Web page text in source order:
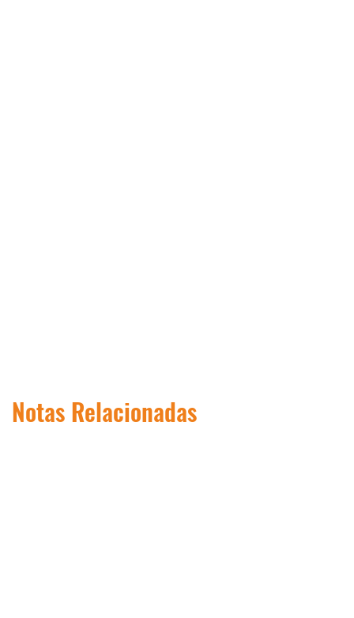
Notas Relacionadas